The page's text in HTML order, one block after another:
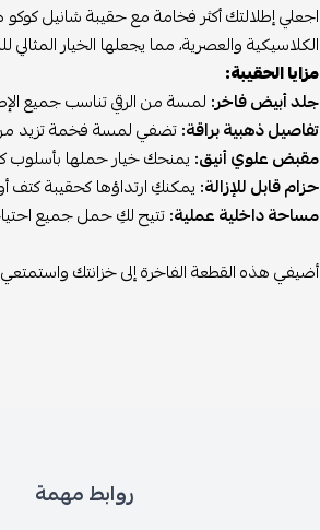
اجعلي إطلالتك أكثر فخامة مع حقيبة شانيل
الكلاسيكية والعصرية، مما يجعلها الخيار المثالي
مزايا الحقيبة:
جلد أبيض فاخر: لمسة من الرقي تناسب جميع
تفاصيل ذهبية براقة:تضفي لمسة فخمة تزيد
مقبض علوي أنيق: يمنحك خيار حملها بأسلوب
حزام قابل للإزالة: يمكنكِ ارتداؤها كحقيبة كتف
مساحة داخلية عملية:تتيح لكِ حمل جميع
أضيفي هذه القطعة الفاخرة إلى خزانتك
روابط مهمة